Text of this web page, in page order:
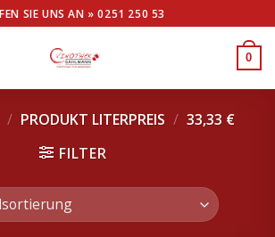
SIE UNS AN »0251 250 53
0
/ PRODUKT LITERPREIS / 33,33 €
FILTER